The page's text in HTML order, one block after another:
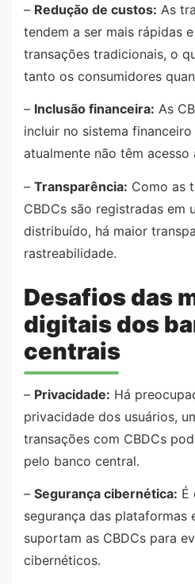
– Redução de custos: As
tendem a ser mais rápidas
transações tradicionais, o
tanto os consumidores
– Inclusão financeira: As
incluir no sistema
atualmente não têm acesso
– Transparência: Como as
CBDCs são registradas em
distribuído, há maior
rastreabilidade.
Desafios das
digitais dos
centrais
– Privacidade: Há
privacidade dos usuários,
transações com CBDCs
pelo banco central.
– Segurança cibernética: É
segurança das plataformas
suportam as CBDCs para
cibernéticos.